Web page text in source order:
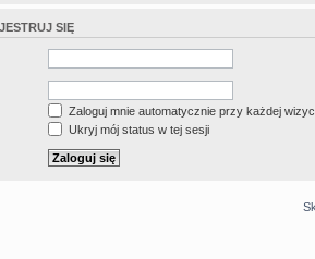
SIĘ
Zaloguj mnie automatycznie przy każdej
Ukryj mój status w tej sesji